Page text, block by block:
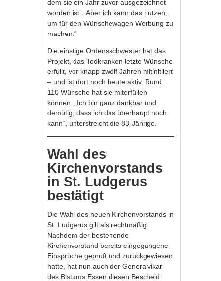
dem sie ein Jahr zuvor ausgezeichnet
worden ist. „Aber ich kann das nutzen,
um für den Wünschewagen Werbung zu
machen.“
Die einstige Ordensschwester hat das
Projekt, das Todkranken letzte Wünsche
erfüllt, vor knapp zwölf Jahren mitinitiiert
– und ist dort noch heute aktiv. Rund
110 Wünsche hat sie miterfüllen
können. „Ich bin ganz dankbar und
demütig, dass ich das überhaupt noch
kann“, unterstreicht die 83-Jährige.
Wahl des
Kirchenvorstands
in St. Ludgerus
bestätigt
Die Wahl des neuen Kirchenvorstands in
St. Ludgerus gilt als rechtmäßig:
Nachdem der bestehende
Kirchenvorstand bereits eingegangene
Einsprüche geprüft und zurückgewiesen
hatte, hat nun auch der Generalvikar
des Bistums Essen diesen Bescheid